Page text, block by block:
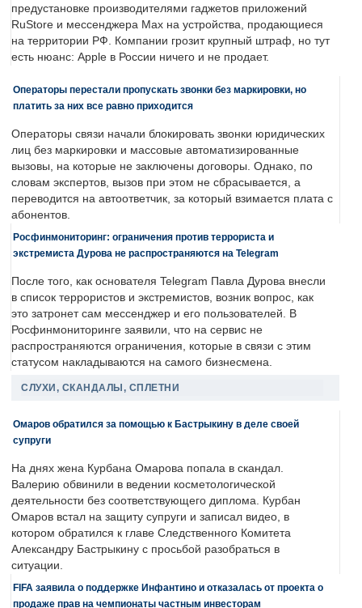
предустановке производителями гаджетов приложений
RuStore и мессенджера Max на устройства, продающиеся
на территории РФ. Компании грозит крупный штраф, но тут
есть нюанс: Apple в России ничего и не продает.
Операторы перестали пропускать звонки без маркировки, но
платить за них все равно приходится
Операторы связи начали блокировать звонки юридических
лиц без маркировки и массовые автоматизированные
вызовы, на которые не заключены договоры. Однако, по
словам экспертов, вызов при этом не сбрасывается, а
переводится на автоответчик, за который взимается плата с
абонентов.
Росфинмониторинг: ограничения против террориста и
экстремиста Дурова не распространяются на Telegram
После того, как основателя Telegram Павла Дурова внесли
в список террористов и экстремистов, возник вопрос, как
это затронет сам мессенджер и его пользователей. В
Росфинмониторинге заявили, что на сервис не
распространяются ограничения, которые в связи с этим
статусом накладываются на самого бизнесмена.
СЛУХИ, СКАНДАЛЫ, СПЛЕТНИ
Омаров обратился за помощью к Бастрыкину в деле своей
супруги
На днях жена Курбана Омарова попала в скандал.
Валерию обвинили в ведении косметологической
деятельности без соответствующего диплома. Курбан
Омаров встал на защиту супруги и записал видео, в
котором обратился к главе Следственного Комитета
Александру Бастрыкину с просьбой разобраться в
ситуации.
FIFA заявила о поддержке Инфантино и отказалась от проекта о
продаже прав на чемпионаты частным инвесторам